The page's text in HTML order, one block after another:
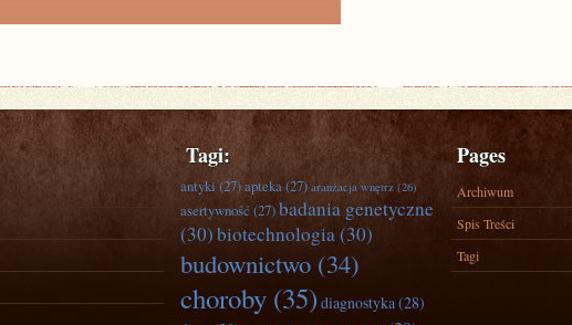
Tagi:
antyki(27)apteka(27) aranżacja wnętrz (26)
asertywność (27)badania genetyczne
(30)biotechnologia(30)
budownictwo (34)
choroby (35) diagnostyka(28)
Pages
Archiwum
Spis Treści
Tagi